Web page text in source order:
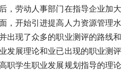
，劳动人事部门在指导企业加大
，开始引进提高人力资源管理水
出现了众多的职业测评的路线和
发展理论和业已出现的职业测评
职学生职业发展规划指导的理论